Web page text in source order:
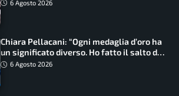
6 Agosto 2026
Chiara Pellacani: “Ogni medaglia d’oro ha
un significato diverso. Ho fatto il salto di
qualità”
6 Agosto 2026